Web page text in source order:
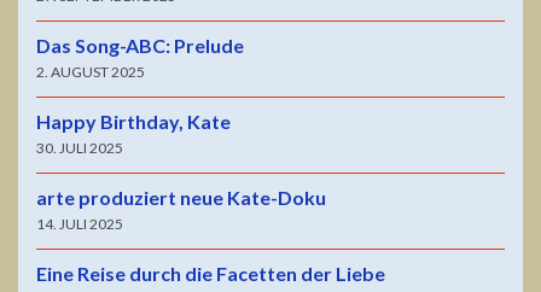
Das Song-ABC: Prelude
2. AUGUST 2025
Happy Birthday, Kate
30. JULI 2025
arte produziert neue Kate-Doku
14. JULI 2025
Eine Reise durch die Facetten der Liebe